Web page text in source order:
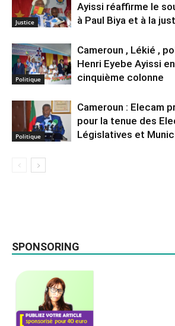
Justice
Ayissi réaffirme le
à Paul Biya et à la
Politique
Cameroun , Lékié ,
Henri Eyebe Ayissi
cinquième colonne
Politique
Cameroun : Elecam
pour la tenue des
Législatives et
SPONSORING